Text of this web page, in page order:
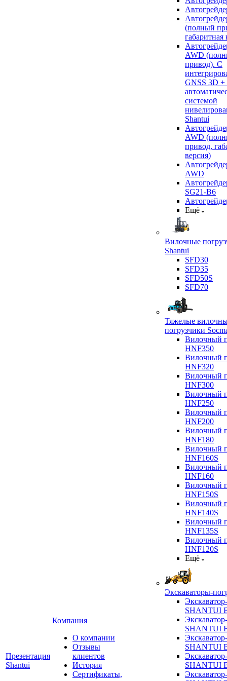
Презентация
Shantui
Компания
О компании
Отзывы
клиентов
История
Сертификаты,
(полный
габаритная
AWD
привод). С
GNSS 3D +
системой
Shantui
AWD
привод,
версия)
AWD
SG21-B6
Ещё
Вилочные
Shantui
SFD30
SFD35
SFD50S
SFD70
Тяжелые
погрузчики
Вилочный
HNF350
Вилочный
HNF320
Вилочный
HNF300
Вилочный
HNF250
Вилочный
HNF200
Вилочный
HNF180
Вилочный
HNF160S
Вилочный
HNF160
Вилочный
HNF150S
Вилочный
HNF140S
Вилочный
HNF135S
Вилочный
HNF120S
Ещё
Экскаваторы-
SHANTUI
SHANTUI
SHANTUI
SHANTUI